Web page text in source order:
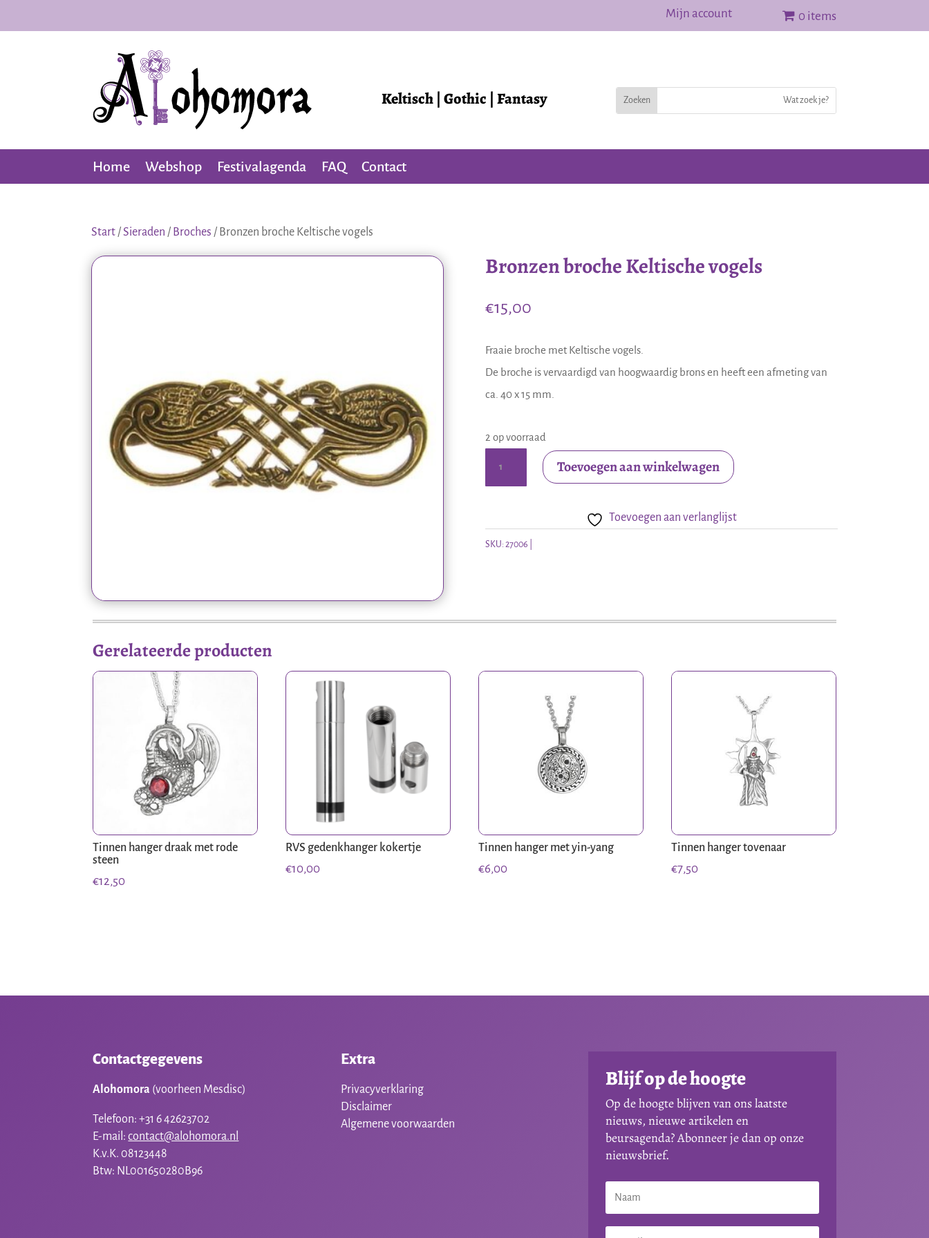
Mijn account 0 items
Keltisch | Gothic | Fantasy
Home Webshop Festivalagenda FAQ Contact
Start /Sieraden / Broches / Bronzen broche Keltische vogels
Bronzen broche Keltische vogels
€15,00
Fraaie broche met Keltische vogels.
De broche is vervaardigd van hoogwaardig brons en heeft een afmeting van
ca. 40 x 15 mm.
2 op voorraad
vogels
aantal
Toevoegen aan winkelwagen
Toevoegen aan verlanglijst
SKU: 27006
Gerelateerde producten
Tinnen hanger draak met rode
steen
€12,50
RVS gedenkhanger kokertje
€10,00
Tinnen hanger met yin-yang
€6,00
Tinnen hanger tovenaar
€7,50
Contactgegevens
Alohomora (voorheen Mesdisc)
Telefoon: +31 6 42623702
E-mail:contact@alohomora.nl
K.v.K. 08123448
Btw: NL001650280B96
Extra
Privacyverklaring
Disclaimer
Algemene voorwaarden
Blijf op de hoogte
Op de hoogte blijven van ons laatste
nieuws, nieuwe artikelen en
beursagenda? Abonneer je dan op onze
nieuwsbrief.